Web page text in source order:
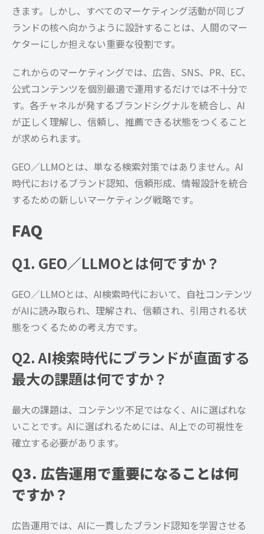
きます。しかし、すべてのマーケティング活動が同じブ
ランドの核へ向かうように設計することは、人間のマー
ケターにしか担えない重要な役割です。
これからのマーケティングでは、広告、SNS、PR、EC、
公式コンテンツを個別最適で運用するだけでは不十分で
す。各チャネルが発するブランドシグナルを統合し、AI
が正しく理解し、信頼し、推薦できる状態をつくること
が求められます。
GEO／LLMOとは、単なる検索対策ではありません。AI
時代におけるブランド認知、信頼形成、情報設計を統合
するための新しいマーケティング戦略です。
FAQ
Q1. GEO／LLMOとは何ですか？
GEO／LLMOとは、AI検索時代において、自社コンテンツ
がAIに読み取られ、理解され、信頼され、引用される状
態をつくるための考え方です。
Q2. AI検索時代にブランドが直面する
最大の課題は何ですか？
最大の課題は、コンテンツ不足ではなく、AIに選ばれな
いことです。AIに選ばれるためには、AI上での可視性を
確立する必要があります。
Q3. 広告運用で重要になることは何
ですか？
広告運用では、AIに一貫したブランド認知を学習させる